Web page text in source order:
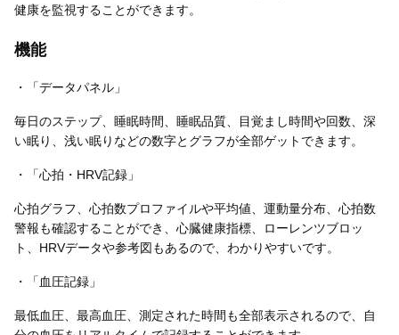
健康を監視することができます。
機能
・「データパネル」
毎日のステップ、睡眠時間、睡眠品質、目覚まし時間や回数、深
い眠り、浅い眠りなどの数字とグラフが全部ゲットできます。
・「心拍・HRV記録」
心拍グラフ、心拍数プロファイルや平均値、運動量分布、心拍数
警報も確認することができ、心臓健康指標、ローレンツブロッ
ト、HRVデータや参考図もあるので、わかりやすいです。
・「血圧記録」
最低血圧、最高血圧、測定された時間も全部表示されるので、自